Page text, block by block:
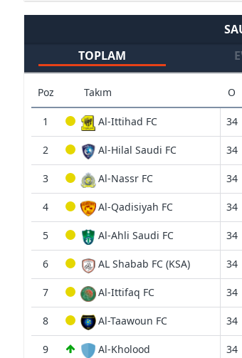
TOPLAM
Poz Takım O
1 Al-Ittihad FC 34
2 Al-Hilal Saudi FC 34
3 Al-Nassr FC 34
4 Al-Qadisiyah FC 34
5 Al-Ahli Saudi FC 34
6 AL Shabab FC (KSA) 34
7 Al-Ittifaq FC 34
8 Al-Taawoun FC 34
9 Al-Kholood 34